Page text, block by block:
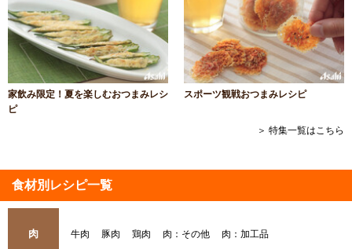
家飲み限定！夏を楽しむおつまみレシ
ピ
スポーツ観戦おつまみレシピ
＞ 特集一覧はこちら
食材別レシピ一覧
肉 牛肉 豚肉 鶏肉 肉：その他 肉：加工品